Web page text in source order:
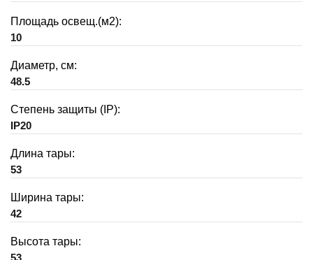
Площадь освещ.(м2):
10
Диаметр, см:
48.5
Степень защиты (IP):
IP20
Длина тары:
53
Ширина тары:
42
Высота тары:
53